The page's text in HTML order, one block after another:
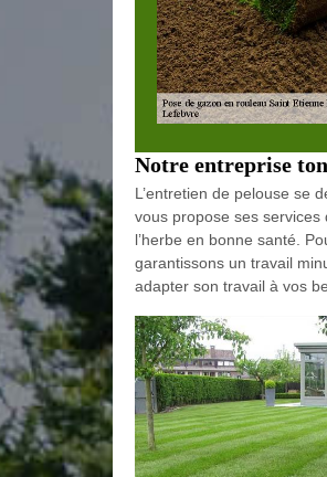
Notre entreprise
L’entretien de pelouse se
vous propose ses
l’herbe en bonne santé.
garantissons un travail
adapter son travail à vos